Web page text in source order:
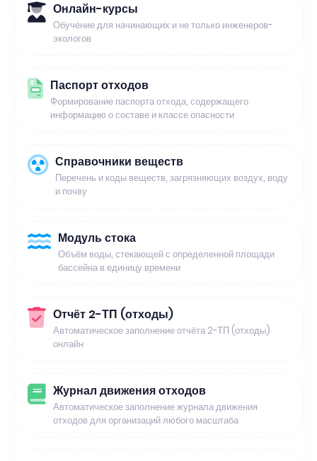
Онлайн-курсы
Обучение для начинающих и не только инженеров-
экологов
Паспорт отходов
Формирование паспорта отхода, содержащего
информацию о составе и классе опасности
Справочники веществ
Перечень и коды веществ, загрязняющих воздух, воду
и почву
Модуль стока
Объём воды, стекающей с определенной площади
бассейна в единицу времени
Отчёт 2-ТП (отходы)
Автоматическое заполнение отчёта 2-ТП (отходы)
онлайн
Журнал движения отходов
Автоматическое заполнение журнала движения
отходов для организаций любого масштаба